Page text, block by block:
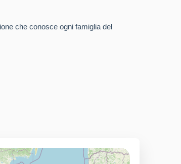
che conosce ogni famiglia del